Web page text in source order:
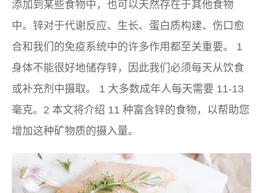
添加到某些食物中，也可以天然存在于其他食物
中。锌对于代谢反应、生长、蛋白质构建、伤口愈
合和我们的免疫系统中的许多作用都至关重要。 1
身体不能很好地储存锌，因此我们必须每天从饮食
或补充剂中摄取。 1 大多数成年人每天需要 11-13
毫克。2 本文将介绍 11 种富含锌的食物，以帮助您
增加这种矿物质的摄入量。